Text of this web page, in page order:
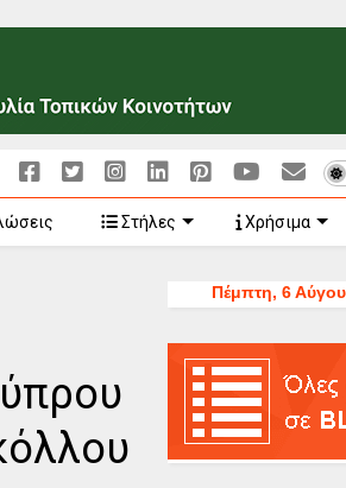
Στήλες Χρήσιμα